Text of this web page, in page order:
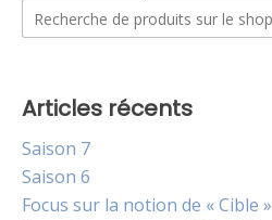
Articles récents
Saison 7
Saison 6
Focus sur la notion de « Cible »